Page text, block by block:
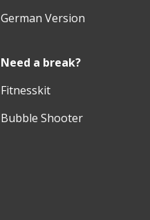
German Version
Need a break?
Fitnesskit
Bubble Shooter